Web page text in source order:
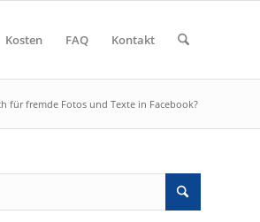
Kosten FAQ Kontakt
für fremde Fotos und Texte in Facebook?